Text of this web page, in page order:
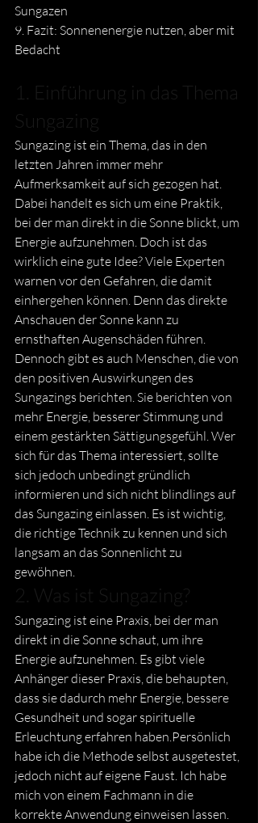
Sungazen
9. Fazit: Sonnenenergie nutzen, aber mit
Bedacht
1. Einführung in das Thema
Sungazing
Sungazing ist ein Thema, das in den
letzten Jahren immer mehr
Aufmerksamkeit auf sich gezogen hat.
Dabei handelt es sich um eine Praktik,
bei der man direkt in die Sonne blickt, um
Energie aufzunehmen. Doch ist das
wirklich eine gute Idee? Viele Experten
warnen vor den Gefahren, die damit
einhergehen können. Denn das direkte
Anschauen der Sonne kann zu
ernsthaften Augenschäden führen.
Dennoch gibt es auch Menschen, die von
den positiven Auswirkungen des
Sungazings berichten. Sie berichten von
mehr Energie, besserer Stimmung und
einem gestärkten Sättigungsgefühl. Wer
sich für das Thema interessiert, sollte
sich jedoch unbedingt gründlich
informieren und sich nicht blindlings auf
das Sungazing einlassen. Es ist wichtig,
die richtige Technik zu kennen und sich
langsam an das Sonnenlicht zu
gewöhnen.
2. Was ist Sungazing?
Sungazing ist eine Praxis, bei der man
direkt in die Sonne schaut, um ihre
Energie aufzunehmen. Es gibt viele
Anhänger dieser Praxis, die behaupten,
dass sie dadurch mehr Energie, bessere
Gesundheit und sogar spirituelle
Erleuchtung erfahren haben.Persönlich
habe ich die Methode selbst ausgetestet,
jedoch nicht auf eigene Faust. Ich habe
mich von einem Fachmann in die
korrekte Anwendung einweisen lassen.